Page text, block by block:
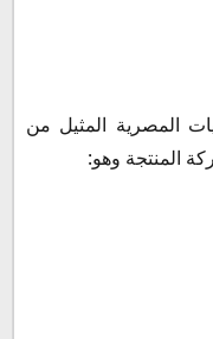
المصرية المثيل من
المنتجة وهو: